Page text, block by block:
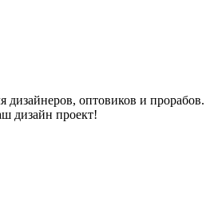
дизайнеров, оптовиков и прорабов.
дизайн проект!